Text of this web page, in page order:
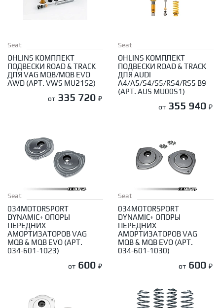
Seat
OHLINS КОМПЛЕКТ
ПОДВЕСКИ ROAD & TRACK
ДЛЯ VAG MQB/MQB EVO
AWD (АРТ. VWS MU21S2)
от 335 720 ₽
Seat
OHLINS КОМПЛЕКТ
ПОДВЕСКИ ROAD & TRACK
ДЛЯ AUDI
A4/A5/S4/S5/RS4/RS5 B9
(АРТ. AUS MU00S1)
от 355 940 ₽
Seat
034MOTORSPORT
DYNAMIC+ ОПОРЫ
ПЕРЕДНИХ
АМОРТИЗАТОРОВ VAG
MQB & MQB EVO (АРТ.
034-601-1023)
от 600 ₽
Seat
034MOTORSPORT
DYNAMIC+ ОПОРЫ
ПЕРЕДНИХ
АМОРТИЗАТОРОВ VAG
MQB & MQB EVO (АРТ.
034-601-1030)
от 600 ₽